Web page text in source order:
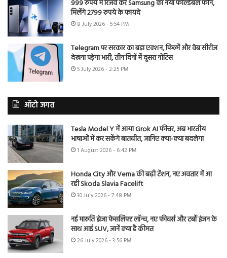
999 रुपये में रिजर्व करें Samsung का नया फोल्डेबल फोन,
मिलेंगे 2799 रुपये के फायदे
8 July 2026 - 5:54 PM
Telegram पर सरकार का बड़ा एक्शन, फिल्में और वेब सीरीज
देखना पड़ेगा भारी, तीन दिनों में दूसरा नोटिस
5 July 2026 - 2:25 PM
ऑटो जगत
Tesla Model Y में आया Grok AI फीचर, अब भारतीय
भाषाओं में कर सकेंगे बातचीत, जानिए क्या-क्या बदलेगा
1 August 2026 - 6:42 PM
Honda City और Verna की बढ़ी टेंशन, नए अवतार में आ
रही Skoda Slavia Facelift
30 July 2026 - 7:48 PM
नई मारुति ब्रेजा फेसलिफ्ट लॉन्च, नए फीचर्स और टर्बो इंजन के
साथ आई SUV, जानें क्या है कीमत
26 July 2026 - 3:56 PM